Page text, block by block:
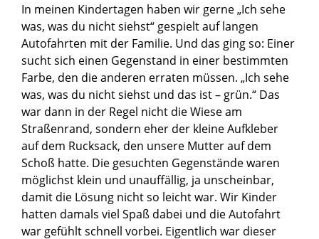
In meinen Kindertagen haben wir gerne „Ich sehe
was, was du nicht siehst“ gespielt auf langen
Autofahrten mit der Familie. Und das ging so: Einer
sucht sich einen Gegenstand in einer bestimmten
Farbe, den die anderen erraten müssen. „Ich sehe
was, was du nicht siehst und das ist – grün.“ Das
war dann in der Regel nicht die Wiese am
Straßenrand, sondern eher der kleine Aufkleber
auf dem Rucksack, den unsere Mutter auf dem
Schoß hatte. Die gesuchten Gegenstände waren
möglichst klein und unauffällig, ja unscheinbar,
damit die Lösung nicht so leicht war. Wir Kinder
hatten damals viel Spaß dabei und die Autofahrt
war gefühlt schnell vorbei. Eigentlich war dieser